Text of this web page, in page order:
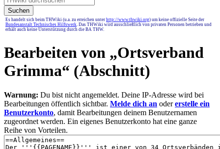
Suchen
Es handelt sich beim THWiki (u.a. zu erreichen unter http://www.thwiki.org) um keine offizielle Seite der
Bundesanstalt Technisches Hilfswerk. Das THWiki wird ausschließlich von privaten Personen betrieben und
erhält auch keine Unterstützung durch die BA THW.
Bearbeiten von „Ortsverband
Grimma“ (Abschnitt)
Warnung: Du bist nicht angemeldet. Deine IP-Adresse wird bei
Bearbeitungen öffentlich sichtbar. Melde dich an odererstelle ein
Benutzerkonto, damit Bearbeitungen deinem Benutzernamen
zugeordnet werden. Ein eigenes Benutzerkonto hat eine ganze
Reihe von Vorteilen.